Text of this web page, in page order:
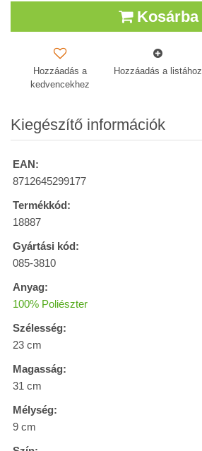
Kosárba
Hozzáadás a
kedvencekhez
Hozzáadás a listához
Kiegészítő információk
EAN:
8712645299177
Termékkód:
18887
Gyártási kód:
085-3810
Anyag:
100% Poliészter
Szélesség:
23 cm
Magasság:
31 cm
Mélység:
9 cm